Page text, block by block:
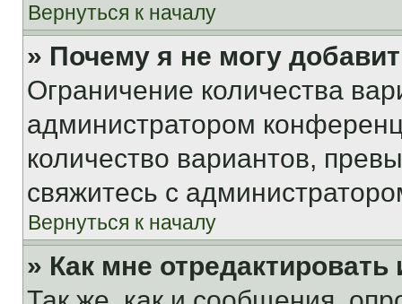
Вернуться к началу
» Почему я не могу
Ограничение количества
администратором
количество вариантов,
свяжитесь с
Вернуться к началу
» Как мне